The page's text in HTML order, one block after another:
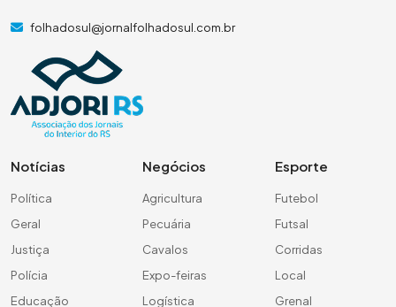
folhadosul@jornalfolhadosul.com.br
Notícias
Política
Geral
Justiça
Polícia
Educação
Negócios
Agricultura
Pecuária
Cavalos
Expo-feiras
Logística
Esporte
Futebol
Futsal
Corridas
Local
Grenal